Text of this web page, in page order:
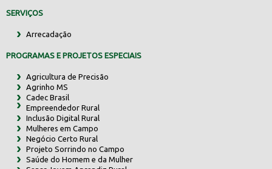
SERVIÇOS
Arrecadação
PROGRAMAS E PROJETOS ESPECIAIS
Agricultura de Precisão
Agrinho MS
Cadec Brasil
Empreendedor Rural
Inclusão Digital Rural
Mulheres em Campo
Negócio Certo Rural
Projeto Sorrindo no Campo
Saúde do Homem e da Mulher